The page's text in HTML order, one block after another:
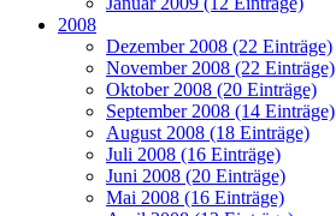
2008
Dezember 2008 (22 Einträge)
November 2008 (22 Einträge)
Oktober 2008 (20 Einträge)
September 2008 (14 Einträge)
August 2008 (18 Einträge)
Juli 2008 (16 Einträge)
Juni 2008 (20 Einträge)
Mai 2008 (16 Einträge)